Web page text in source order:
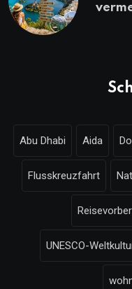
Abu Dhabi Aida
Flusskreuzfahrt
UNESCO-